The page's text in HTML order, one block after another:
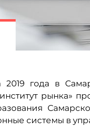
года в
рынка»
системы в